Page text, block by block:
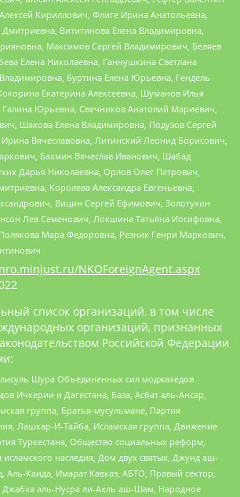
Кириллович, Флиге Ирина Анатольевна,
Вититинова Елена Владимировна,
Максимов Сергей Владимирович, Беляев
Елена Николаевна, Ганнушкина Светлана
Владимировна, Буртина Елена Юрьевна, Гендель
Екатерина Алексеевна, Шуманов Илья
Галина Юрьевна, Свечников Анатолий Мариевич,
Шахова Елена Владимировна, Подузов Сергей
Вячеславовна, Литинский Леонид Борисович,
Бахмин Вячеслав Иванович, Шабад
Дарья Николаевна, Орлов Олег Петрович,
Королева Александра Евгеньевна,
Вицин Сергей Ефимович, Золотухин
Лев Семенович, Локшина Татьяна Иосифовна,
Мара Федоровна, Резник Генри Маркович,
NKOForeignAgent.aspx
список организаций, в том числе
организаций, признанных
Российской Федерации
Шура Объединенных сил моджахедов
Ичкерии и Дагестана, База, Асбат аль-Ансар,
группа, Братья-мусульмане, Партия
Лашкар-И-Тайба, Исламская группа, Движение
Туркестана, Общество социальных реформ,
наследия, Дом двух святых, Джунд аш-
Аль-Каида, Имарат Кавказ, АБТО, Правый сектор,
Джабха аль-Нусра ли-Ахль аш-Шам, Народное